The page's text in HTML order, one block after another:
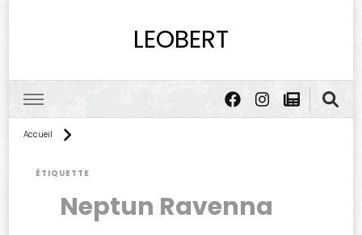
LEOBERT
Accueil
ÉTIQUETTE
Neptun Ravenna